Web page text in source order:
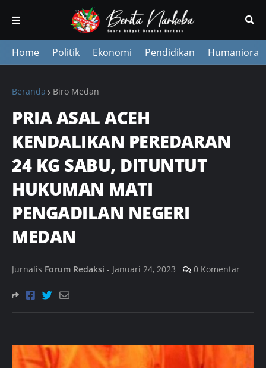
Home Politik Ekonomi Pendidikan Humaniora
Beranda Biro Medan
PRIA ASAL ACEH
KENDALIKAN PEREDARAN
24 KG SABU, DITUNTUT
HUKUMAN MATI
PENGADILAN NEGERI
MEDAN
Jurnalis Forum Redaksi - Januari 24, 2023 0 Komentar